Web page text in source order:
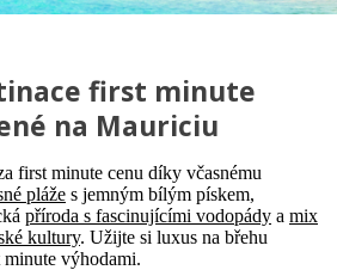
first minute
na Mauriciu
first minute cenu díky včasnému
pláže s jemným bílým pískem,
příroda s fascinujícími vodopády a mix
kultury. Užijte si luxus na břehu
výhodami.